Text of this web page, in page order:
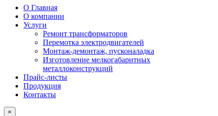
О Главная
О компании
Услуги
Ремонт трансформаторов
Перемотка электродвигателей
Монтаж-демонтаж, пусконаладка
Изготовление мелкогабаритных
металлоконструкций
Прайс-листы
Продукция
Контакты
×